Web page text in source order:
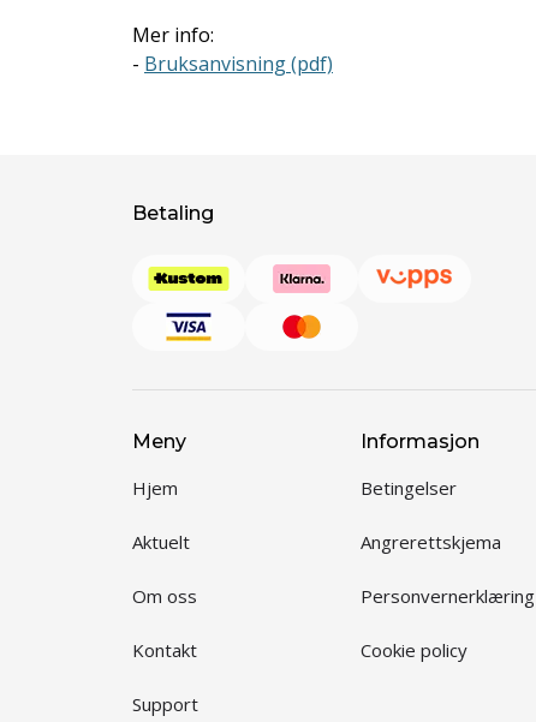
Mer info:
- Bruksanvisning (pdf)
Betaling
Meny
Hjem
Aktuelt
Om oss
Kontakt
Support
Informasjon
Betingelser
Angrerettskjema
Personvernerklæring
Cookie policy